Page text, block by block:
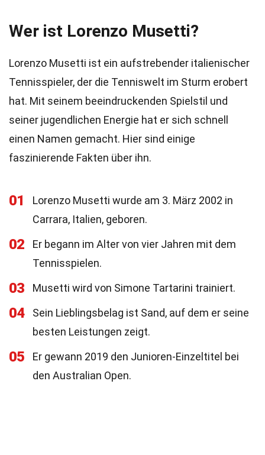
Wer ist Lorenzo Musetti?
Lorenzo Musetti ist ein aufstrebender italienischer
Tennisspieler, der die Tenniswelt im Sturm erobert
hat. Mit seinem beeindruckenden Spielstil und
seiner jugendlichen Energie hat er sich schnell
einen Namen gemacht. Hier sind einige
faszinierende Fakten über ihn.
01
Lorenzo Musetti wurde am 3. März 2002 in
Carrara, Italien, geboren.
02
Er begann im Alter von vier Jahren mit dem
Tennisspielen.
03 Musetti wird von Simone Tartarini trainiert.
04
Sein Lieblingsbelag ist Sand, auf dem er seine
besten Leistungen zeigt.
05
Er gewann 2019 den Junioren-Einzeltitel bei
den Australian Open.